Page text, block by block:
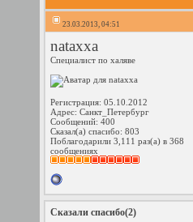
23.03.2013, 04:51
nataxxa
Специалист по халяве
Регистрация: 05.10.2012
Адрес: Санкт_Петербург
Сообщений: 400
Сказал(а) спасибо: 803
Поблагодарили 3,111 раз(а) в 368
сообщениях
Сказали спасибо(2)